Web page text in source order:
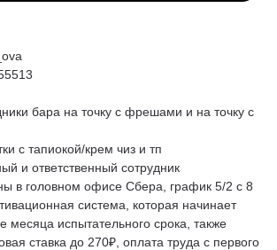
бара на точку с фрешами и на точку с
с тапиокой/крем чиз и тп
и ответственный сотрудник
в головном офисе Сбера, график 5/2 с 8
система, которая начинает
месяца испытательного срока, также
ставка до 270₽, оплата труда с первого